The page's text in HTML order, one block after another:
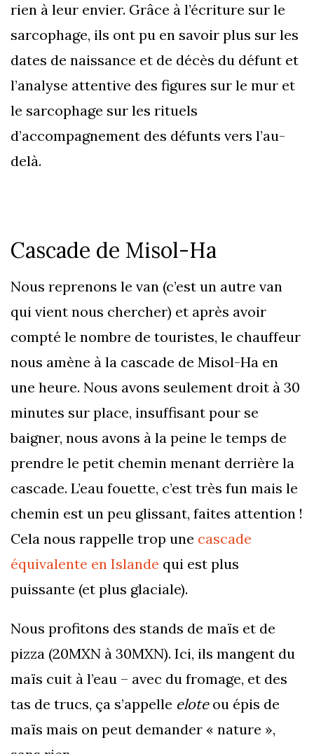
rien à leur envier. Grâce à l’écriture sur le
sarcophage, ils ont pu en savoir plus sur les
dates de naissance et de décès du défunt et
l’analyse attentive des figures sur le mur et
le sarcophage sur les rituels
d’accompagnement des défunts vers l’au-
delà.
Cascade de Misol-Ha
Nous reprenons le van (c’est un autre van
qui vient nous chercher) et après avoir
compté le nombre de touristes, le chauffeur
nous amène à la cascade de Misol-Ha en
une heure. Nous avons seulement droit à 30
minutes sur place, insuffisant pour se
baigner, nous avons à la peine le temps de
prendre le petit chemin menant derrière la
cascade. L’eau fouette, c’est très fun mais le
chemin est un peu glissant, faites attention !
Cela nous rappelle trop une cascade
équivalente en Islande qui est plus
puissante (et plus glaciale).
Nous profitons des stands de maïs et de
pizza (20MXN à 30MXN). Ici, ils mangent du
maïs cuit à l’eau – avec du fromage, et des
tas de trucs, ça s’appelle elote ou épis de
maïs mais on peut demander « nature »,